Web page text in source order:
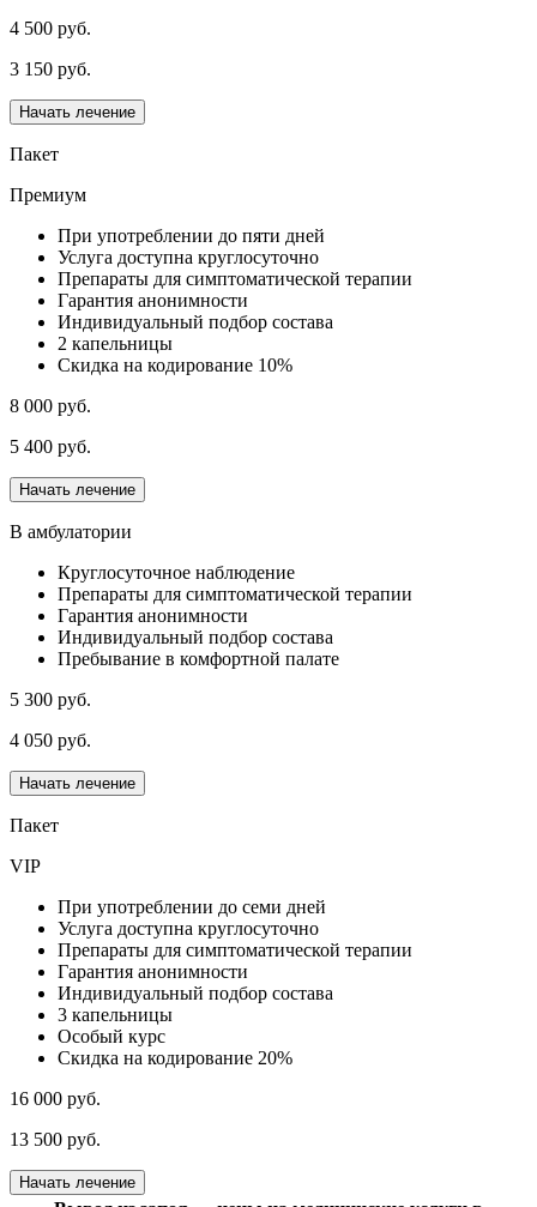
4 500 руб.
3 150 руб.
Начать лечение
Пакет
Премиум
При употреблении до пяти дней
Услуга доступна круглосуточно
Препараты для симптоматической терапии
Гарантия анонимности
Индивидуальный подбор состава
2 капельницы
Скидка на кодирование 10%
8 000 руб.
5 400 руб.
Начать лечение
В амбулатории
Круглосуточное наблюдение
Препараты для симптоматической терапии
Гарантия анонимности
Индивидуальный подбор состава
Пребывание в комфортной палате
5 300 руб.
4 050 руб.
Начать лечение
Пакет
VIP
При употреблении до семи дней
Услуга доступна круглосуточно
Препараты для симптоматической терапии
Гарантия анонимности
Индивидуальный подбор состава
3 капельницы
Особый курс
Скидка на кодирование 20%
16 000 руб.
13 500 руб.
Начать лечение